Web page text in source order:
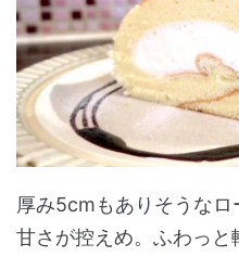
厚み5cmもありそうなロ
甘さが控えめ。ふわっと